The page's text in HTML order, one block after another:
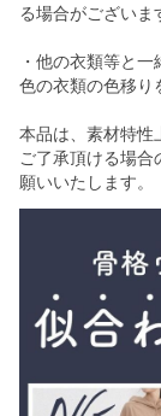
る場合がございま
・他の衣類等と
色の衣類の色移り
本品は、素材特性
ご了承頂ける場